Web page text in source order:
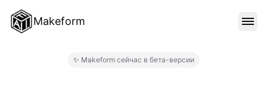
Makeform
✨ Makeform сейчас в бета-версии